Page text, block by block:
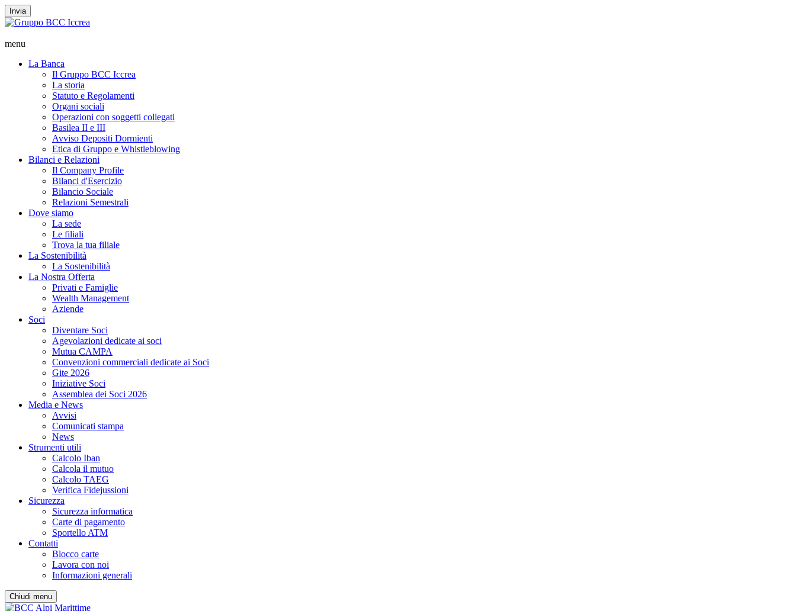
Invia
menu
La Banca
Il Gruppo BCC Iccrea
La storia
Statuto e Regolamenti
Organi sociali
Operazioni con soggetti collegati
Basilea II e III
Avviso Depositi Dormienti
Etica di Gruppo e Whistleblowing
Bilanci e Relazioni
Il Company Profile
Bilanci d'Esercizio
Bilancio Sociale
Relazioni Semestrali
Dove siamo
La sede
Le filiali
Trova la tua filiale
La Sostenibilità
La Sostenibilità
La Nostra Offerta
Privati e Famiglie
Wealth Management
Aziende
Soci
Diventare Soci
Agevolazioni dedicate ai soci
Mutua CAMPA
Convenzioni commerciali dedicate ai Soci
Gite 2026
Iniziative Soci
Assemblea dei Soci 2026
Media e News
Avvisi
Comunicati stampa
News
Strumenti utili
Calcolo Iban
Calcola il mutuo
Calcolo TAEG
Verifica Fidejussioni
Sicurezza
Sicurezza informatica
Carte di pagamento
Sportello ATM
Contatti
Blocco carte
Lavora con noi
Informazioni generali
Chiudi menu